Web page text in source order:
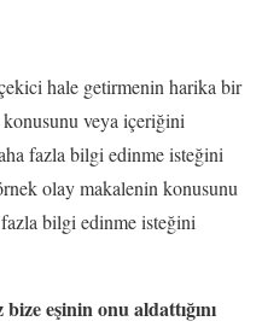
hale getirmenin harika bir
veya içeriğini
fazla bilgi edinme isteğini
olay makalenin konusunu
bilgi edinme isteğini
eşinin onu aldattığını